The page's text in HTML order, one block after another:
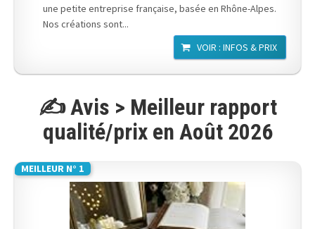
une petite entreprise française, basée en Rhône-Alpes.
Nos créations sont...
VOIR : INFOS & PRIX
✍️ Avis > Meilleur rapport
qualité/prix en Août 2026
MEILLEUR N° 1